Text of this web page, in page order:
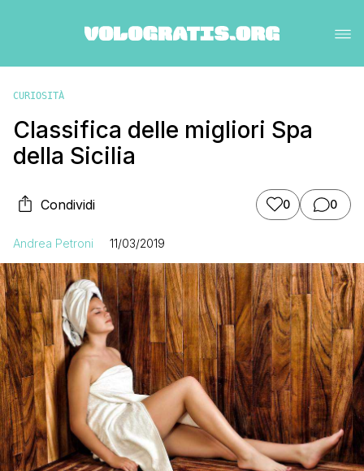
CURIOSITÀ
Classifica delle migliori Spa
della Sicilia
Condividi 0 0
Andrea Petroni 11/03/2019